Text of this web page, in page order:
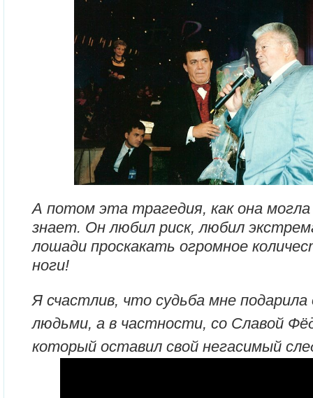
А потом эта трагедия, как она
знает. Он любил риск, любил
лошади проскакать огромное
ноги!
Я счастлив, что судьба мне
людьми, а в частности, со Славой
который оставил свой негасимый